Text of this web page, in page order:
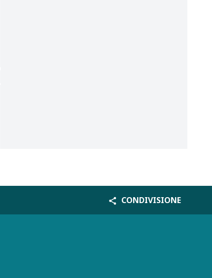
CONDIVISIONE